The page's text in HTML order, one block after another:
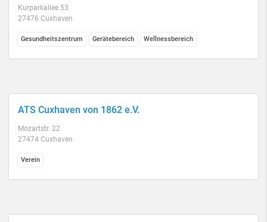
Kurparkallee 53
27476 Cuxhaven
Gesundheitszentrum Gerätebereich Wellnessbereich
ATS Cuxhaven von 1862 e.V.
Mozartstr. 22
27474 Cuxhaven
Verein